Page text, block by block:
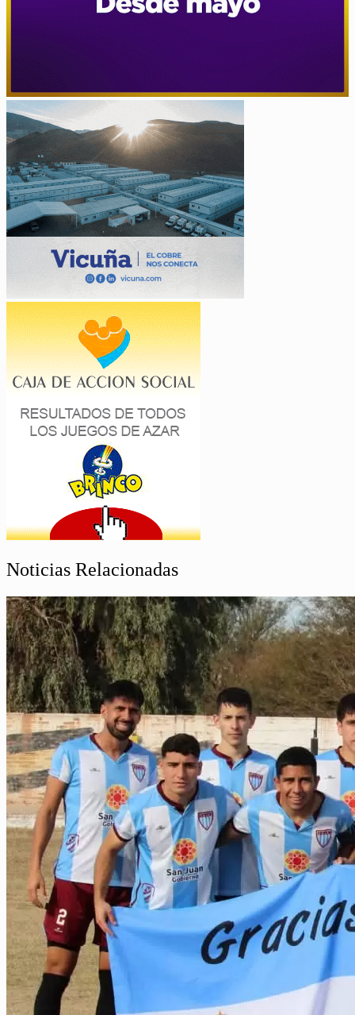
Noticias Relacionadas